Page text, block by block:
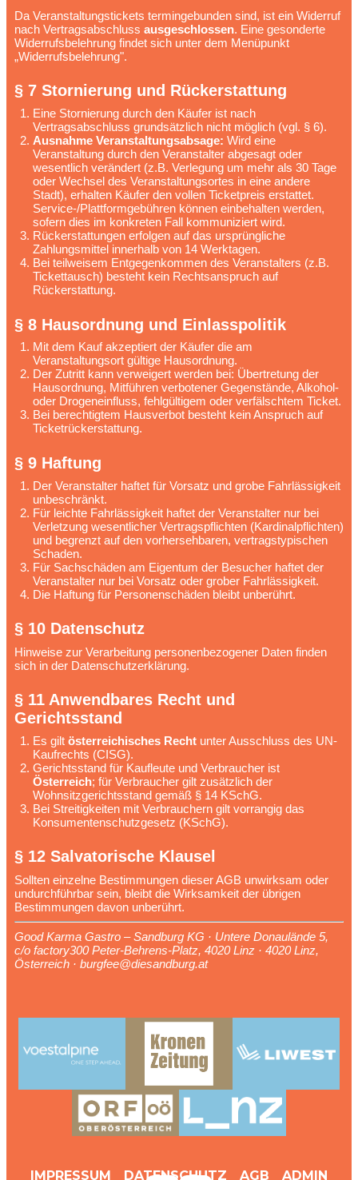
Da Veranstaltungstickets termingebunden sind, ist ein Widerruf
nach Vertragsabschluss ausgeschlossen. Eine gesonderte
Widerrufsbelehrung findet sich unter dem Menüpunkt
„Widerrufsbelehrung".
§ 7 Stornierung und Rückerstattung
Eine Stornierung durch den Käufer ist nach
Vertragsabschluss grundsätzlich nicht möglich (vgl. § 6).
Ausnahme Veranstaltungsabsage: Wird eine
Veranstaltung durch den Veranstalter abgesagt oder
wesentlich verändert (z.B. Verlegung um mehr als 30 Tage
oder Wechsel des Veranstaltungsortes in eine andere
Stadt), erhalten Käufer den vollen Ticketpreis erstattet.
Service-/Plattformgebühren können einbehalten werden,
sofern dies im konkreten Fall kommuniziert wird.
Rückerstattungen erfolgen auf das ursprüngliche
Zahlungsmittel innerhalb von 14 Werktagen.
Bei teilweisem Entgegenkommen des Veranstalters (z.B.
Tickettausch) besteht kein Rechtsanspruch auf
Rückerstattung.
§ 8 Hausordnung und Einlasspolitik
Mit dem Kauf akzeptiert der Käufer die am
Veranstaltungsort gültige Hausordnung.
Der Zutritt kann verweigert werden bei: Übertretung der
Hausordnung, Mitführen verbotener Gegenstände, Alkohol-
oder Drogeneinfluss, fehlgültigem oder verfälschtem Ticket.
Bei berechtigtem Hausverbot besteht kein Anspruch auf
Ticketrückerstattung.
§ 9 Haftung
Der Veranstalter haftet für Vorsatz und grobe Fahrlässigkeit
unbeschränkt.
Für leichte Fahrlässigkeit haftet der Veranstalter nur bei
Verletzung wesentlicher Vertragspflichten (Kardinalpflichten)
und begrenzt auf den vorhersehbaren, vertragstypischen
Schaden.
Für Sachschäden am Eigentum der Besucher haftet der
Veranstalter nur bei Vorsatz oder grober Fahrlässigkeit.
Die Haftung für Personenschäden bleibt unberührt.
§ 10 Datenschutz
Hinweise zur Verarbeitung personenbezogener Daten finden
sich in der Datenschutzerklärung.
§ 11 Anwendbares Recht und
Gerichtsstand
Es gilt österreichisches Rechtunter Ausschluss des UN-
Kaufrechts (CISG).
Gerichtsstand für Kaufleute und Verbraucher ist
Österreich; für Verbraucher gilt zusätzlich der
Wohnsitzgerichtsstand gemäß § 14 KSchG.
Bei Streitigkeiten mit Verbrauchern gilt vorrangig das
Konsumentenschutzgesetz (KSchG).
§ 12 Salvatorische Klausel
Sollten einzelne Bestimmungen dieser AGB unwirksam oder
undurchführbar sein, bleibt die Wirksamkeit der übrigen
Bestimmungen davon unberührt.
Good Karma Gastro – Sandburg KG · Untere Donaulände 5,
c/o factory300 Peter-Behrens-Platz, 4020 Linz · 4020 Linz,
Österreich · burgfee@diesandburg.at
IMPRESSUM DATENSCHUTZ AGB ADMIN